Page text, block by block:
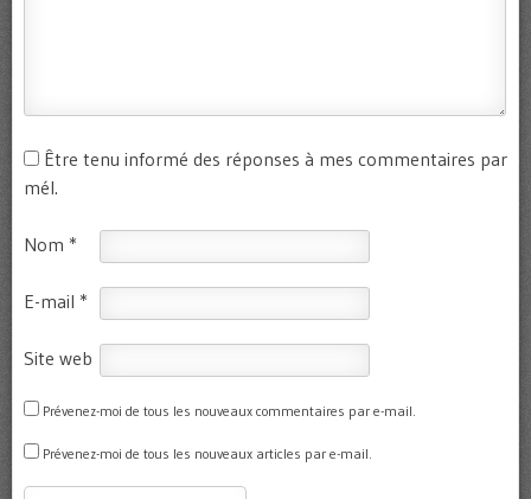
Être tenu informé des réponses à mes commentaires par
mél.
Nom *
E-mail *
Site web
Prévenez-moi de tous les nouveaux commentaires par e-mail.
Prévenez-moi de tous les nouveaux articles par e-mail.